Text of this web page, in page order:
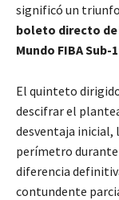
significó un
boleto directo de
Mundo FIBA ​​Sub-
El quinteto
descifrar el
desventaja inicial,
perímetro durante
diferencia
contundente